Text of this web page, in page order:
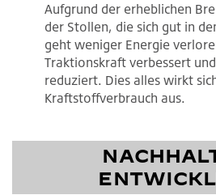
Aufgrund der erheblichen
der Stollen, die sich gut in
geht weniger Energie
Traktionskraft verbessert
reduziert. Dies alles wirkt
Kraftstoffverbrauch aus.